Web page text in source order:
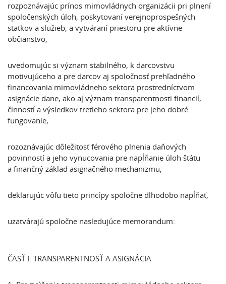
rozpoznávajúc prínos mimovládnych organizácii pri plnení
spoločenských úloh, poskytovaní verejnoprospešných
statkov a služieb, a vytváraní priestoru pre aktívne
občianstvo,
uvedomujúc si význam stabilného, k darcovstvu
motivujúceho a pre darcov aj spoločnosť prehľadného
financovania mimovládneho sektora prostredníctvom
asignácie dane, ako aj význam transparentnosti financií,
činností a výsledkov tretieho sektora pre jeho dobré
fungovanie,
rozoznávajúc dôležitosť férového plnenia daňových
povinností a jeho vynucovania pre napĺňanie úloh štátu
a finančný základ asignačného mechanizmu,
deklarujúc vôľu tieto princípy spoločne dlhodobo napĺňať,
uzatvárajú spoločne nasledujúce memorandum:
ČASŤ I: TRANSPARENTNOSŤ A ASIGNÁCIA